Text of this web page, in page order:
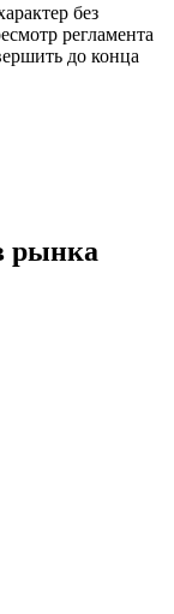
без
регламента
до конца
рынка